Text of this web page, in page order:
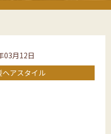
03月12日
ヘアスタイル